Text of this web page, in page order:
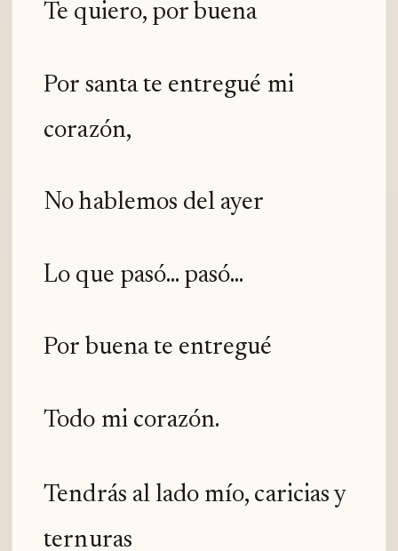
Te quiero, por buena
Por santa te entregué mi
corazón,
No hablemos del ayer
Lo que pasó... pasó...
Por buena te entregué
Todo mi corazón.
Tendrás al lado mío, caricias y
ternuras